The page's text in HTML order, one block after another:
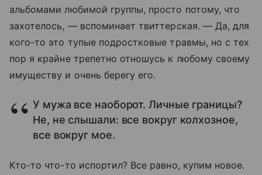
альбомами любимой группы, просто потому, что
захотелось, — вспоминает твиттерская. — Да, для
кого-то это тупые подростковые травмы, но с тех
пор я крайне трепетно отношусь к любому своему
имуществу и очень берегу его.
У мужа все наоборот. Личные границы?
Не, не слышали: все вокруг колхозное,
все вокруг мое.
Кто-то что-то испортил? Все равно, купим новое.